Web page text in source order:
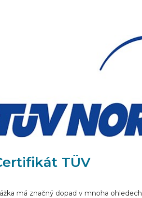
TÜV
má značný dopad v mnoha